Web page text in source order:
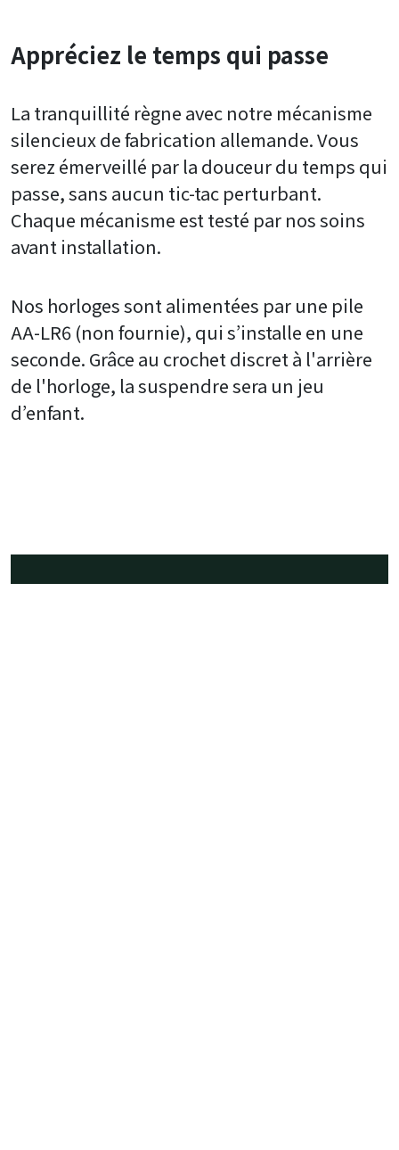
Appréciez le temps qui passe
La tranquillité règne avec notre mécanisme
silencieux de fabrication allemande. Vous
serez émerveillé par la douceur du temps qui
passe, sans aucun tic-tac perturbant.
Chaque mécanisme est testé par nos soins
avant installation.
Nos horloges sont alimentées par une pile
AA-LR6 (non fournie), qui s’installe en une
seconde. Grâce au crochet discret à l'arrière
de l'horloge, la suspendre sera un jeu
d’enfant.